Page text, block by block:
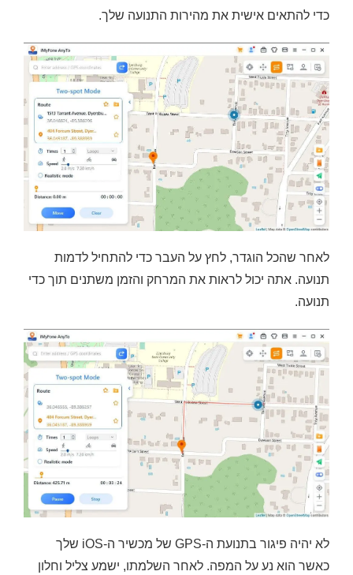
כדי להתאים אישית את מהירות התנועה שלך.
לאחר שהכל הוגדר, לחץ על העבר כדי להתחיל לדמות
תנועה. אתה יכול לראות את המרחק והזמן משתנים תוך כדי
תנועה.
לא יהיה פיגור בתנועת ה-GPS של מכשיר ה-iOS שלך
כאשר הוא נע על המפה. לאחר השלמתו, ישמע צליל וחלון